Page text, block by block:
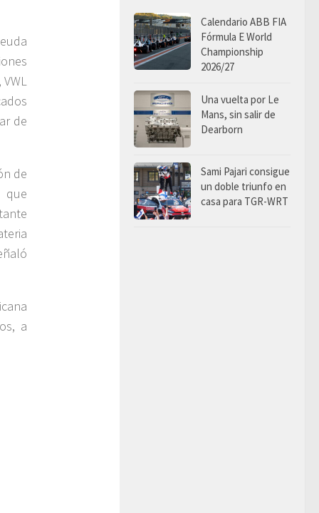
de
de
que
a
Calendario ABB FIA
Fórmula E World
Championship
2026/27
Una vuelta por Le
Mans, sin salir de
Dearborn
Sami Pajari consigue
un doble triunfo en
casa para TGR-WRT